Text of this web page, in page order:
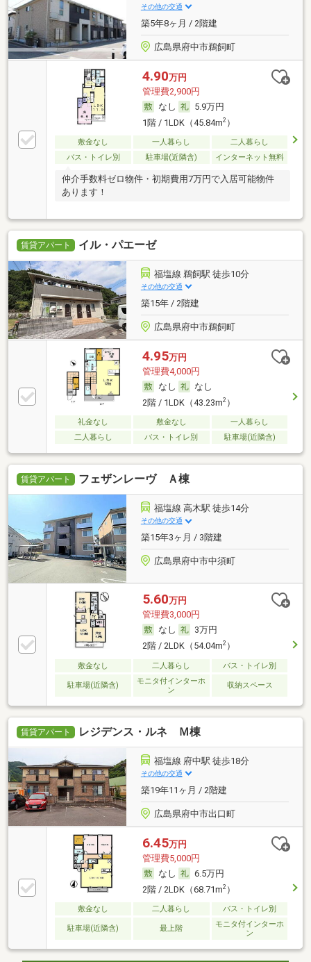
その他の交通
築5年8ヶ月 / 2階建
広島県府中市鵜飼町
4.90万円
管理費2,900円
なし
5.9万円
1階 / 1LDK（45.84m2）
敷金なし 一人暮らし
二人暮らし
バス・トイレ別
駐車場(近隣含) インターネット無料
仲介手数料ゼロ物件・初期費用7万円で入居可能物件
あります！
賃貸アパート イル・パエーゼ
福塩線 鵜飼駅 徒歩10分
その他の交通
築15年 / 2階建
広島県府中市鵜飼町
4.95万円
管理費4,000円
なし
なし
2階 / 1LDK（43.23m2）
礼金なし 敷金なし
一人暮らし
二人暮らし
バス・トイレ別 駐車場(近隣含)
賃貸アパート フェザンレーヴ Ａ棟
福塩線 高木駅 徒歩14分
その他の交通
築15年3ヶ月 / 3階建
広島県府中市中須町
5.60万円
管理費3,000円
なし
3万円
2階 / 2LDK（54.04m2）
敷金なし 二人暮らし バス・トイレ別
駐車場(近隣含)
モニタ付インターホ
ン
収納スペース
賃貸アパート レジデンス・ルネ Ｍ棟
福塩線 府中駅 徒歩18分
その他の交通
築19年11ヶ月 / 2階建
広島県府中市出口町
6.45万円
管理費5,000円
なし
6.5万円
2階 / 2LDK（68.71m2）
敷金なし 二人暮らし バス・トイレ別
駐車場(近隣含) 最上階
モニタ付インターホ
ン